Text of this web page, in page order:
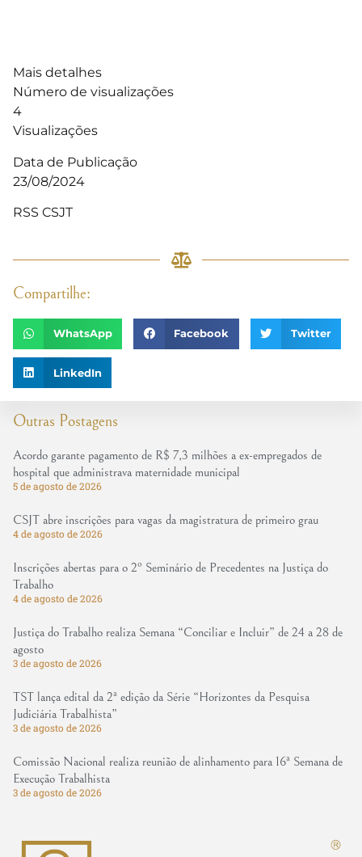
Outras Postagens
Acordo garante pagamento de R$ 7,3 milhões a ex-empregados de
hospital que administrava maternidade municipal
5 de agosto de 2026
CSJT abre inscrições para vagas da magistratura de primeiro grau
4 de agosto de 2026
Inscrições abertas para o 2º Seminário de Precedentes na Justiça do
Trabalho
4 de agosto de 2026
Justiça do Trabalho realiza Semana “Conciliar e Incluir” de 24 a 28 de
agosto
3 de agosto de 2026
TST lança edital da 2ª edição da Série “Horizontes da Pesquisa
Judiciária Trabalhista”
3 de agosto de 2026
Comissão Nacional realiza reunião de alinhamento para 16ª Semana de
Execução Trabalhista
3 de agosto de 2026
Mais detalhes
Número de visualizações
4
Visualizações
Data de Publicação
23/08/2024
RSS CSJT
Compartilhe:
WhatsApp Facebook Twitter
LinkedIn